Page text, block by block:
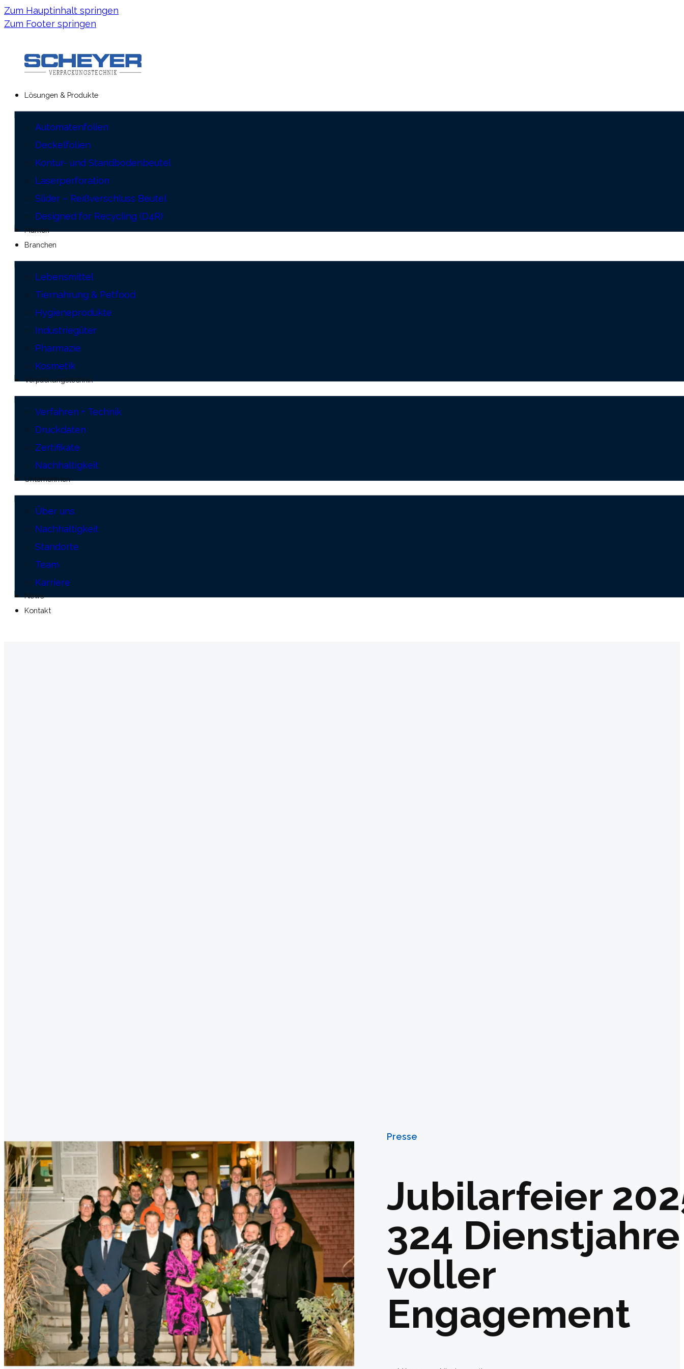
Zum Hauptinhalt springen
Zum Footer springen
Lösungen & Produkte
Automatenfolien
Deckelfolien
Kontur- und Standbodenbeutel
Laserperforation
Slider – Reißverschluss Beutel
Designed for Recycling (D4R)
Marken
Branchen
Lebensmittel
Tiernahrung & Petfood
Hygieneprodukte
Industriegüter
Pharmazie
Kosmetik
Verpackungstechnik
Verfahren + Technik
Druckdaten
Zertifikate
Nachhaltigkeit
Unternehmen
Über uns
Nachhaltigkeit
Standorte
Team
Karriere
News
Kontakt
Presse
Jubilarfeier
324 Dienstjahre
voller
Engagement